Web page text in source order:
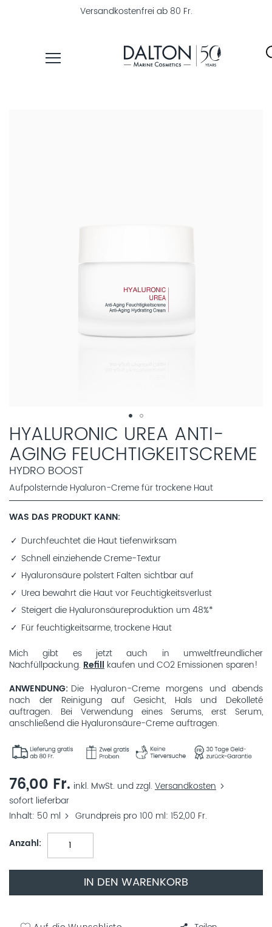
Versandkostenfrei ab 80 Fr.
INSTITUTSKOSMETIK
HYALURONIC UREA ANTI-
AGING FEUCHTIGKEITSCREME
HYDRO BOOST
Aufpolsternde Hyaluron-Creme für trockene Haut
WAS DAS PRODUKT KANN
Durchfeuchtet die Haut tiefenwirksam
Schnell einziehende Creme-Textur
Hyaluronsäure polstert Falten sichtbar auf
Urea bewahrt die Haut vor Feuchtigkeitsverlust
Steigert die Hyaluronsäureproduktion um 48%*
Für feuchtigkeitsarme, trockene Haut
Mich gibt es jetzt auch in umweltfreundlicher
Nachfüllpackung. Refill kaufen und CO2 Emissionen sparen!
ANWENDUNG Die Hyaluron-Creme morgens und abends
nach der Reinigung auf Gesicht, Hals und Dekolleté
auftragen. Bei Verwendung eines Serums, erst Serum,
anschließend die Hyaluronsäure-Creme auftragen.
76,00 Fr. inkl. MwSt. und zzgl. Versandkosten
sofort lieferbar
Inhalt 50 ml Grundpreis pro 100 ml 152,00 Fr.
Anzahl
IN DEN WARENKORB